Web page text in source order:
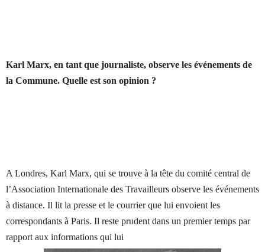
Karl Marx, en tant que journaliste, observe les événements de
la Commune. Quelle est son opinion ?
A Londres, Karl Marx, qui se trouve à la tête du comité central de
l’Association Internationale des Travailleurs observe les événements
à distance. Il lit la presse et le courrier que lui envoient les
correspondants à Paris. Il reste prudent dans un premier temps par
rapport aux informations qui lui